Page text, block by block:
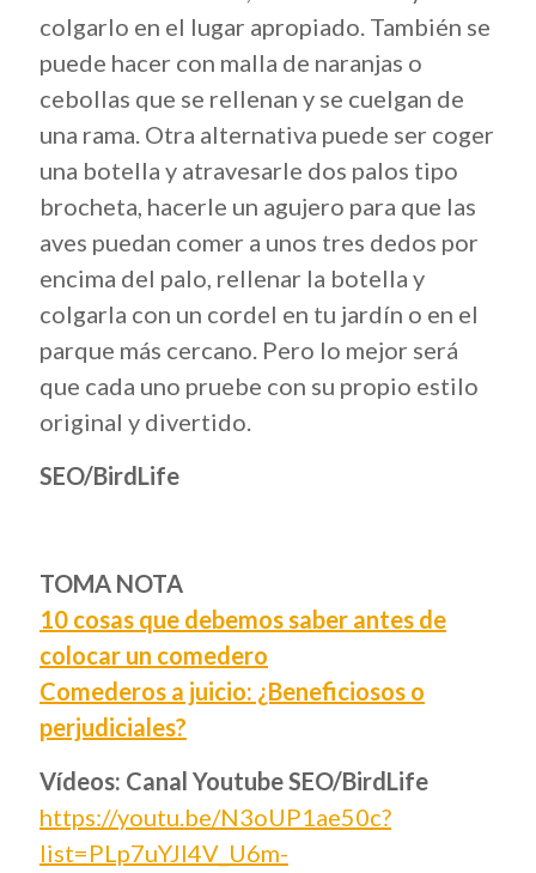
colgarlo en el lugar apropiado. También se
puede hacer con malla de naranjas o
cebollas que se rellenan y se cuelgan de
una rama. Otra alternativa puede ser coger
una botella y atravesarle dos palos tipo
brocheta, hacerle un agujero para que las
aves puedan comer a unos tres dedos por
encima del palo, rellenar la botella y
colgarla con un cordel en tu jardín o en el
parque más cercano. Pero lo mejor será
que cada uno pruebe con su propio estilo
original y divertido.
SEO/BirdLife
TOMA NOTA
10 cosas que debemos saber antes de
colocar un comedero
Comederos a juicio: ¿Beneficiosos o
perjudiciales?
Vídeos: Canal Youtube SEO/BirdLife
https://youtu.be/N3oUP1ae50c?
list=PLp7uYJI4V_U6m-